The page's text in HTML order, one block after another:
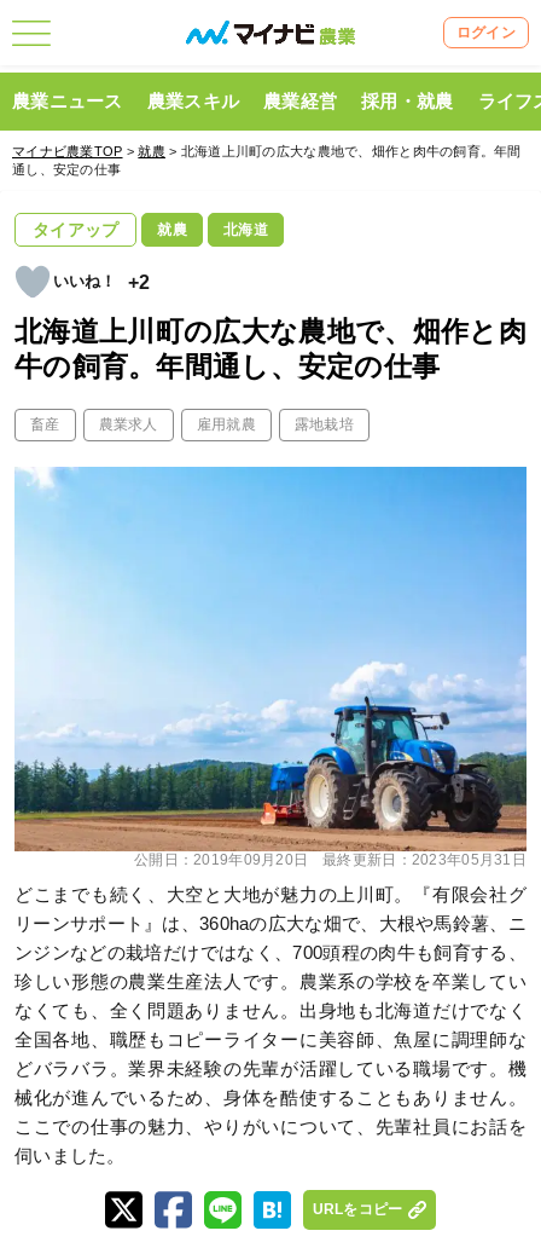
ログイン
農業ニュース 農業スキル 農業経営 採用・就農 ライフ
マイナビ農業TOP >就農 > 北海道上川町の広大な農地で、畑作と肉牛の飼育。年間
通し、安定の仕事
タイアップ 就農 北海道
+2
北海道上川町の広大な農地で、畑作と肉
牛の飼育。年間通し、安定の仕事
畜産 農業求人 雇用就農 露地栽培
公開日：2019年09月20日 最終更新日： 2023年05月31日
どこまでも続く、大空と大地が魅力の上川町。『有限会社グ
リーンサポート』は、360haの広大な畑で、大根や馬鈴薯、ニ
ンジンなどの栽培だけではなく、700頭程の肉牛も飼育する、
珍しい形態の農業生産法人です。農業系の学校を卒業してい
なくても、全く問題ありません。出身地も北海道だけでなく
全国各地、職歴もコピーライターに美容師、魚屋に調理師な
どバラバラ。業界未経験の先輩が活躍している職場です。機
械化が進んでいるため、身体を酷使することもありません。
ここでの仕事の魅力、やりがいについて、先輩社員にお話を
伺いました。
URLをコピー